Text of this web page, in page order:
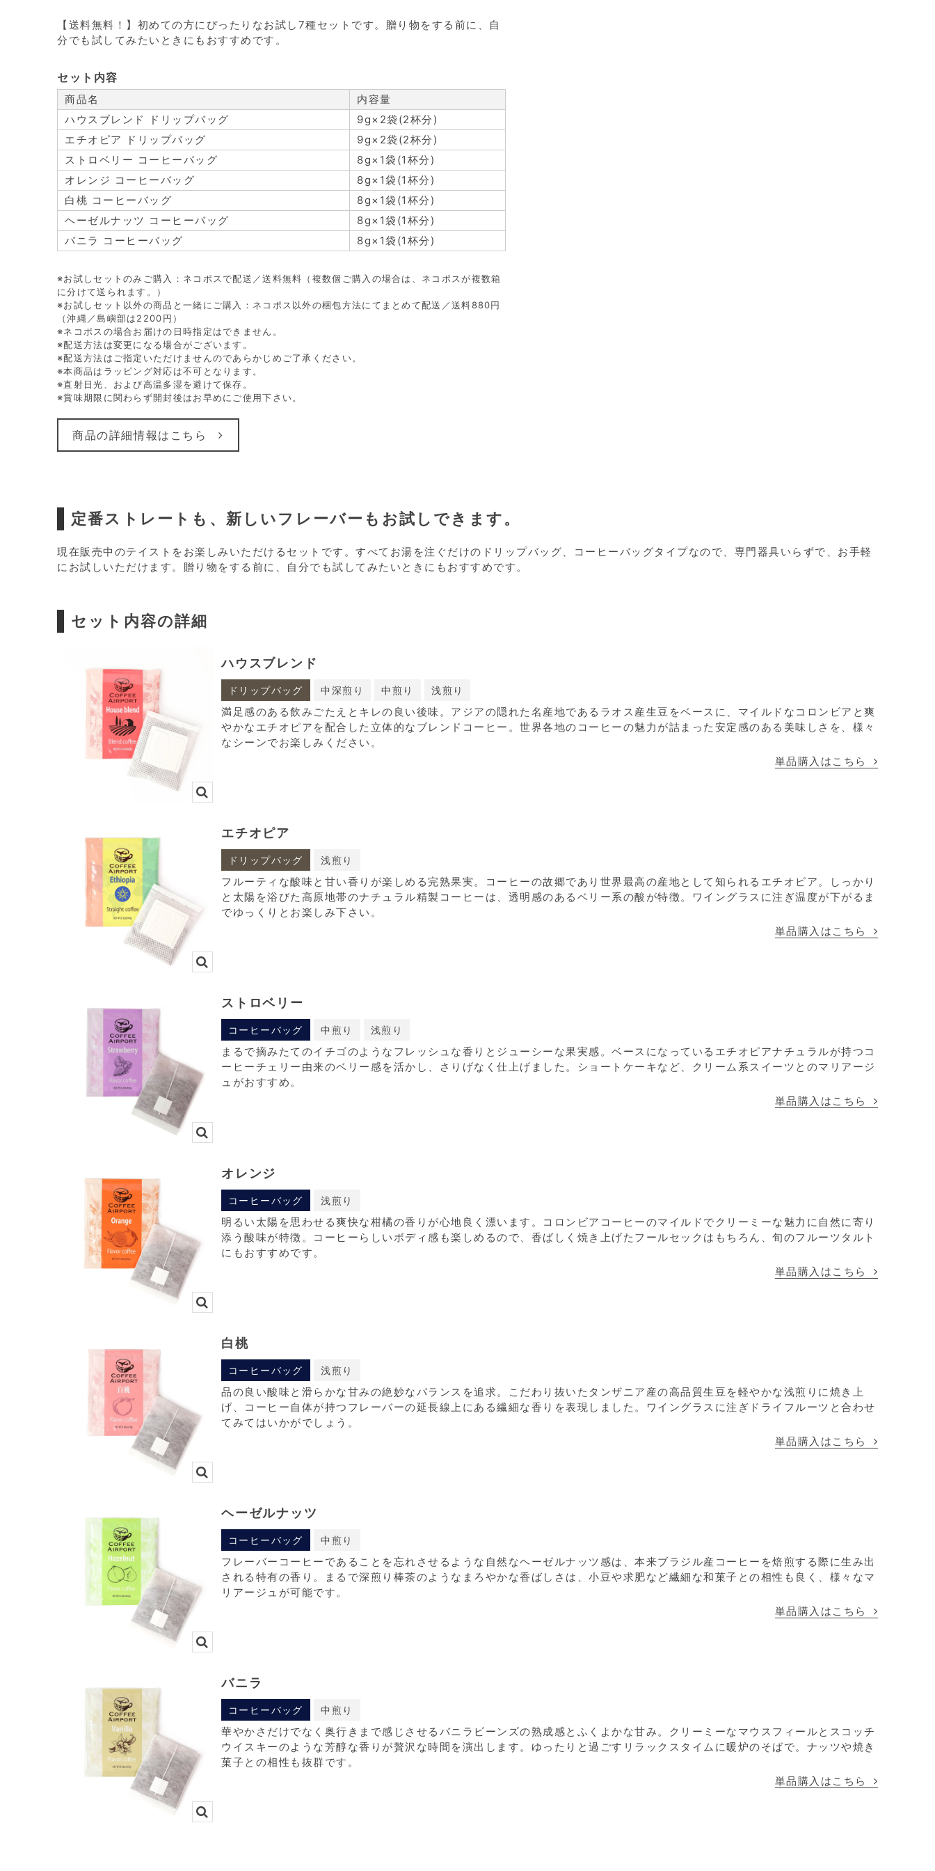
【送料無料！】初めての方にぴったりなお試し7種セットです。贈り物をする前に、自
分でも試してみたいときにもおすすめです。
セット内容
商品名
内容量
ハウスブレンド ドリップバッグ
9g×2袋(2杯分)
エチオピア ドリップバッグ
9g×2袋(2杯分)
ストロベリー コーヒーバッグ
8g×1袋(1杯分)
オレンジ コーヒーバッグ
8g×1袋(1杯分)
白桃 コーヒーバッグ
8g×1袋(1杯分)
ヘーゼルナッツ コーヒーバッグ
8g×1袋(1杯分)
バニラ コーヒーバッグ
8g×1袋(1杯分)
※お試しセットのみご購入：ネコポスで配送／送料無料（複数個ご購入の場合は、ネコポスが複数箱
に分けて送られます。）
※お試しセット以外の商品と一緒にご購入：ネコポス以外の梱包方法にてまとめて配送／送料880円
（沖縄／島嶼部は2200円）
※ネコポスの場合お届けの日時指定はできません。
※配送方法は変更になる場合がございます。
※配送方法はご指定いただけませんのであらかじめご了承ください。
※本商品はラッピング対応は不可となります。
※直射日光、および高温多湿を避けて保存。
※賞味期限に関わらず開封後はお早めにご使用下さい。
商品の詳細情報はこちら
定番ストレートも、新しいフレーバーもお試しできます。
現在販売中のテイストをお楽しみいただけるセットです。すべてお湯を注ぐだけのドリップバッグ、コーヒーバッグタイプなので、専門器具いらずで、お手軽
にお試しいただけます。贈り物をする前に、自分でも試してみたいときにもおすすめです。
セット内容の詳細
ハウスブレンド
ドリップバッグ 中深煎り 中煎り 浅煎り
満足感のある飲みごたえとキレの良い後味。アジアの隠れた名産地であるラオス産生豆をベースに、マイルドなコロンビアと爽
やかなエチオピアを配合した立体的なブレンドコーヒー。世界各地のコーヒーの魅力が詰まった安定感のある美味しさを、様々
なシーンでお楽しみください。
単品購入はこちら
エチオピア
ドリップバッグ 浅煎り
フルーティな酸味と甘い香りが楽しめる完熟果実。コーヒーの故郷であり世界最高の産地として知られるエチオピア。しっかり
と太陽を浴びた高原地帯のナチュラル精製コーヒーは、透明感のあるベリー系の酸が特徴。ワイングラスに注ぎ温度が下がるま
でゆっくりとお楽しみ下さい。
単品購入はこちら
ストロベリー
コーヒーバッグ 中煎り 浅煎り
まるで摘みたてのイチゴのようなフレッシュな香りとジューシーな果実感。ベースになっているエチオピアナチュラルが持つコ
ーヒーチェリー由来のベリー感を活かし、さりげなく仕上げました。ショートケーキなど、クリーム系スイーツとのマリアージ
ュがおすすめ。
単品購入はこちら
オレンジ
コーヒーバッグ 浅煎り
明るい太陽を思わせる爽快な柑橘の香りが心地良く漂います。コロンビアコーヒーのマイルドでクリーミーな魅力に自然に寄り
添う酸味が特徴。コーヒーらしいボディ感も楽しめるので、香ばしく焼き上げたフールセックはもちろん、旬のフルーツタルト
にもおすすめです。
単品購入はこちら
白桃
コーヒーバッグ 浅煎り
品の良い酸味と滑らかな甘みの絶妙なバランスを追求。こだわり抜いたタンザニア産の高品質生豆を軽やかな浅煎りに焼き上
げ、コーヒー自体が持つフレーバーの延長線上にある繊細な香りを表現しました。ワイングラスに注ぎドライフルーツと合わせ
てみてはいかがでしょう。
単品購入はこちら
ヘーゼルナッツ
コーヒーバッグ 中煎り
フレーバーコーヒーであることを忘れさせるような自然なヘーゼルナッツ感は、本来ブラジル産コーヒーを焙煎する際に生み出
される特有の香り。まるで深煎り棒茶のようなまろやかな香ばしさは、小豆や求肥など繊細な和菓子との相性も良く、様々なマ
リアージュが可能です。
単品購入はこちら
バニラ
コーヒーバッグ 中煎り
華やかさだけでなく奥行きまで感じさせるバニラビーンズの熟成感とふくよかな甘み。クリーミーなマウスフィールとスコッチ
ウイスキーのような芳醇な香りが贅沢な時間を演出します。ゆったりと過ごすリラックスタイムに暖炉のそばで。ナッツや焼き
菓子との相性も抜群です。
単品購入はこちら